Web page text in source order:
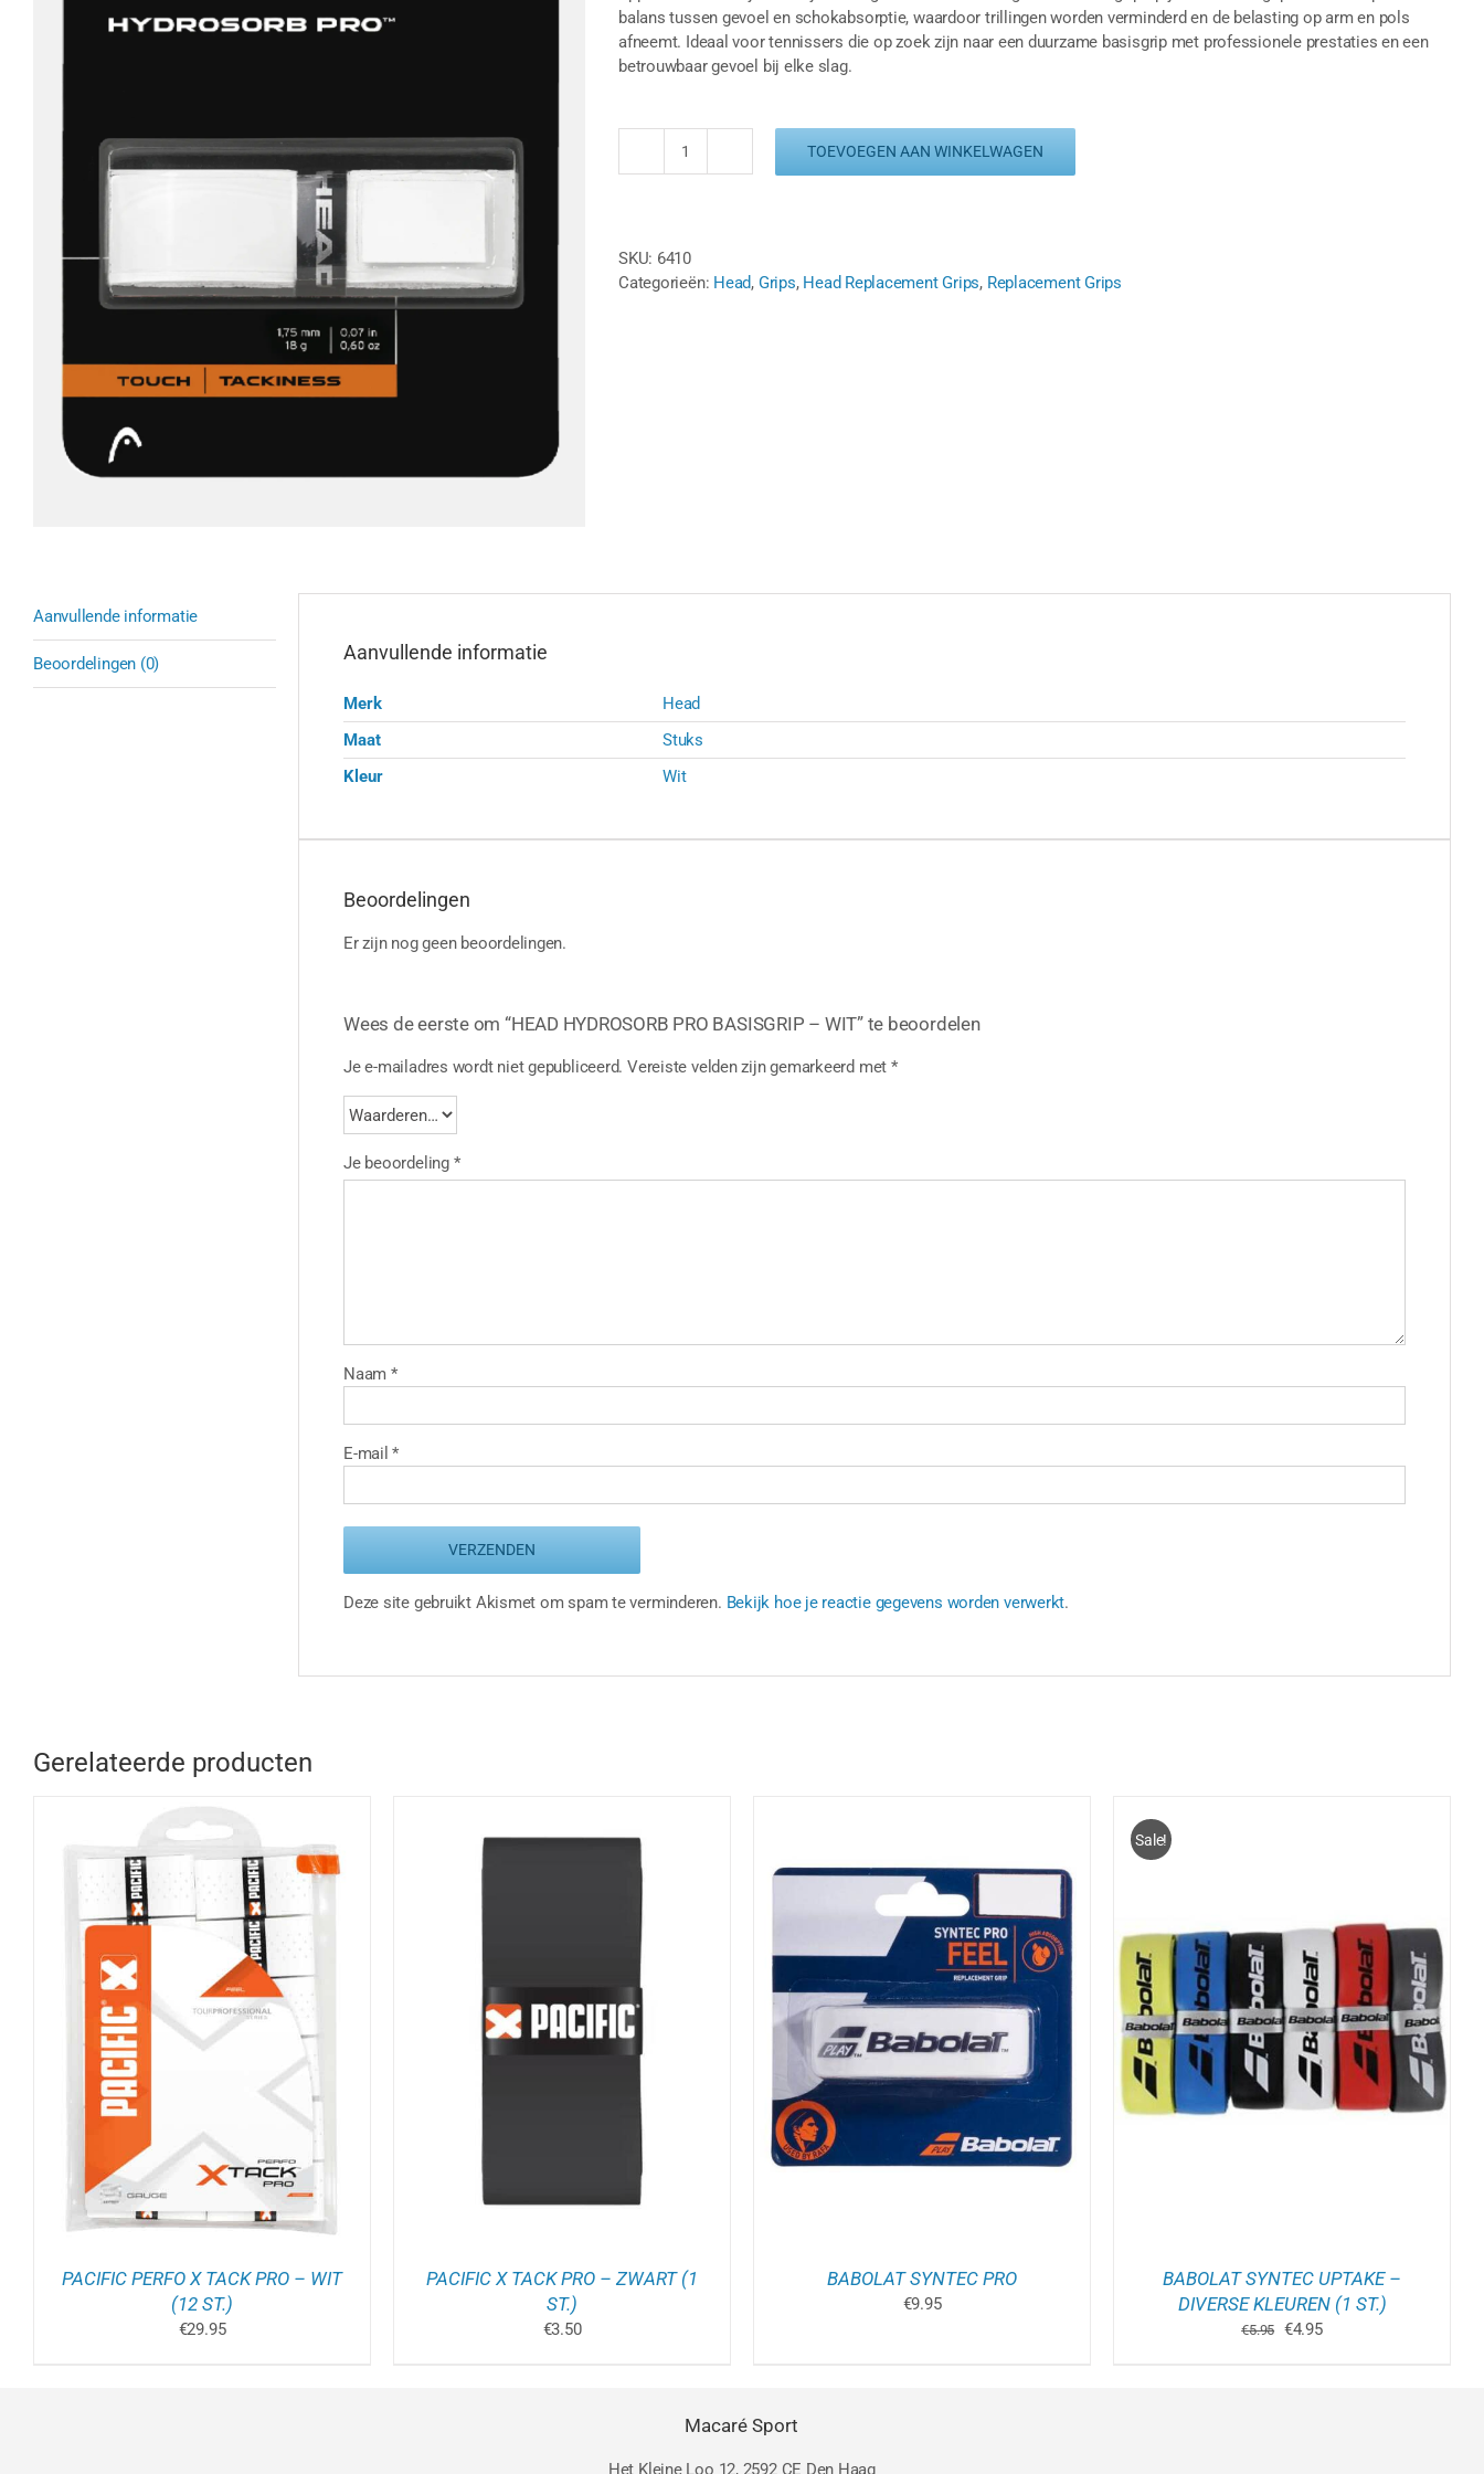
balans tussen gevoel en schokabsorptie, waardoor trillingen worden verminderd en de belasting op arm en pols
afneemt. Ideaal voor tennissers die op zoek zijn naar een duurzame basisgrip met professionele prestaties en een
betrouwbaar gevoel bij elke slag.
HEAD
-
WIT
TOEVOEGEN AAN WINKELWAGEN
SKU: 6410
Categorieën: Head, Grips, Head Replacement Grips, Replacement Grips
Aanvullende informatie
Beoordelingen (0) Aanvullende informatie
Merk
Head
Maat
Stuks
Kleur
Wit
Beoordelingen
Er zijn nog geen beoordelingen.
Wees de eerste om “HEAD HYDROSORB PRO BASISGRIP – WIT” te beoordelen
Je e-mailadres wordt niet gepubliceerd. Vereiste velden zijn gemarkeerd met *
Je beoordeling *
Naam *
E-mail*
Deze site gebruikt Akismet om spam te verminderen. Bekijk hoe je reactie gegevens worden verwerkt.
Gerelateerde producten
PACIFIC PERFO X TACK PRO – WIT
(12 ST.)
€29.95
TOEVOEGEN AAN WINKELWAGEN
DETAILS
PACIFIC X TACK PRO – ZWART (1
ST.)
€3.50
OPTIES SELECTEREN
DIT
PRODUCT
HEEFT
VARIATIES.
DEZE
KAN
GEKOZEN
WORDEN
/
BABOLAT SYNTEC PRO
€9.95
Sale!
TOEVOEGEN AAN WINKELWAGEN
DETAILS
BABOLAT SYNTEC UPTAKE –
DIVERSE KLEUREN (1 ST.)
€5.95 Oorspronkelijke
€4.95Huidige
Macaré Sport
Het Kleine Loo 12, 2592 CE Den Haag